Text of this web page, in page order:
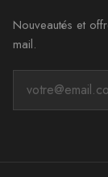
Nouveautés et
mail.